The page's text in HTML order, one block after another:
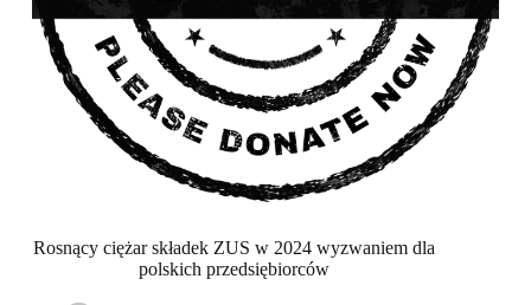
Rosnący ciężar składek ZUS w 2024 wyzwaniem dla
polskich przedsiębiorców